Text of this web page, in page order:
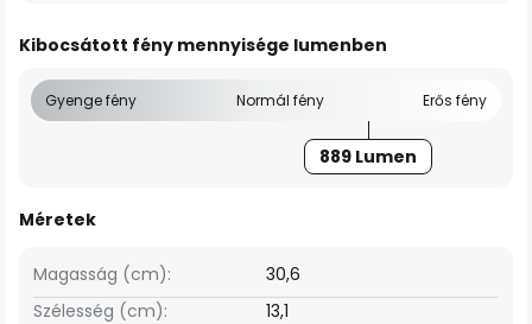
Kibocsátott fény mennyisége lumenben
Gyenge fény Normál fény Erős fény
889 Lumen
Méretek
Szélesség (cm): 13,1
Magasság (cm): 30,6